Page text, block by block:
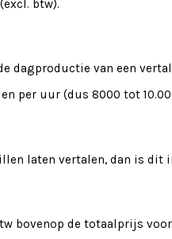
btw).
dagproductie van een
per uur (dus 8000 tot
laten vertalen, dan is dit
bovenop de totaalprijs